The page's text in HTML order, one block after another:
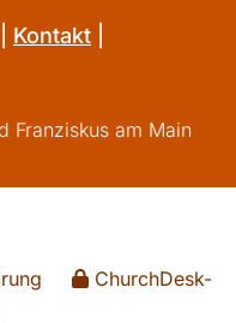
Kontakt
Franziskus am Main
ChurchDesk-